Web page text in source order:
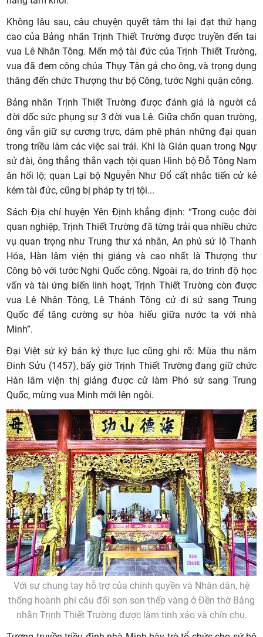
Không lâu sau, câu chuyện quyết tâm thi lại đạt thứ hạng
cao của Bảng nhãn Trịnh Thiết Trường được truyền đến tai
vua Lê Nhân Tông. Mến mộ tài đức của Trịnh Thiết Trường,
vua đã đem công chúa Thụy Tân gả cho ông, và trọng dụng
thăng đến chức Thượng thư bộ Công, tước Nghi quận công.
Bảng nhãn Trịnh Thiết Trường được đánh giá là người cả
đời dốc sức phụng sự 3 đời vua Lê. Giữa chốn quan trường,
ông vẫn giữ sự cương trực, dám phê phán những đại quan
trong triều làm các việc sai trái. Khi là Gián quan trong Ngự
sử đài, ông thẳng thắn vạch tội quan Hình bộ Đỗ Tông Nam
ăn hối lộ; quan Lại bộ Nguyễn Như Đổ cất nhắc tiến cử kẻ
kém tài đức, cũng bị pháp ty trị tội...
Sách Địa chí huyện Yên Định khẳng định: “Trong cuộc đời
quan nghiệp, Trịnh Thiết Trường đã từng trải qua nhiều chức
vụ quan trọng như Trung thư xá nhân, An phủ sứ lộ Thanh
Hóa, Hàn lâm viện thị giảng và cao nhất là Thượng thư
Công bộ với tước Nghi Quốc công. Ngoài ra, do trình độ học
vấn và tài ứng biến linh hoạt, Trịnh Thiết Trường còn được
vua Lê Nhân Tông, Lê Thánh Tông cử đi sứ sang Trung
Quốc để tăng cường sự hòa hiếu giữa nước ta với nhà
Minh”.
Đại Việt sử ký bản kỷ thực lục cũng ghi rõ: Mùa thu năm
Đinh Sửu (1457), bấy giờ Trịnh Thiết Trường đang giữ chức
Hàn lâm viện thị giảng được cử làm Phó sứ sang Trung
Quốc, mừng vua Minh mới lên ngôi.
Với sự chung tay hỗ trợ của chính quyền và Nhân dân, hệ
thống hoành phi câu đối sơn son thếp vàng ở Đền thờ Bảng
nhãn Trịnh Thiết Trường được làm tinh xảo và chỉn chu.